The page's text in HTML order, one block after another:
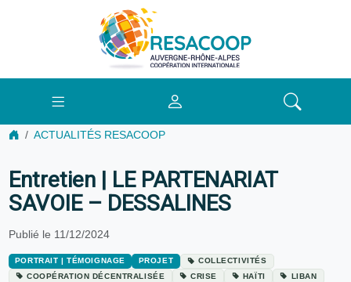
ACTUALITÉS RESACOOP
Entretien | LE PARTENARIAT
SAVOIE – DESSALINES
Publié le 11/12/2024
PORTRAIT | TÉMOIGNAGE PROJET
COLLECTIVITÉS
COOPÉRATION DÉCENTRALISÉE
CRISE HAÏTI
LIBAN